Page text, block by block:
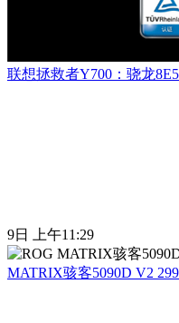
联想拯救者Y700：骁龙
9日 上午11:29
MATRIX骇客5090D V2